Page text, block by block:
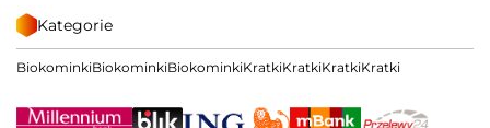
Kategorie
BiokominkiBiokominkiBiokominkiKratkiKratkiKratkiKratki